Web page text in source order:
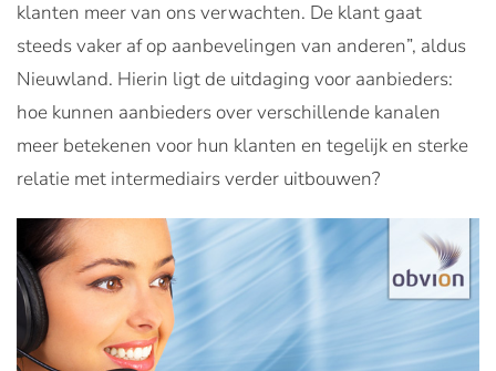
klanten meer van ons verwachten. De klant gaat
steeds vaker af op aanbevelingen van anderen”, aldus
Nieuwland. Hierin ligt de uitdaging voor aanbieders:
hoe kunnen aanbieders over verschillende kanalen
meer betekenen voor hun klanten en tegelijk en sterke
relatie met intermediairs verder uitbouwen?